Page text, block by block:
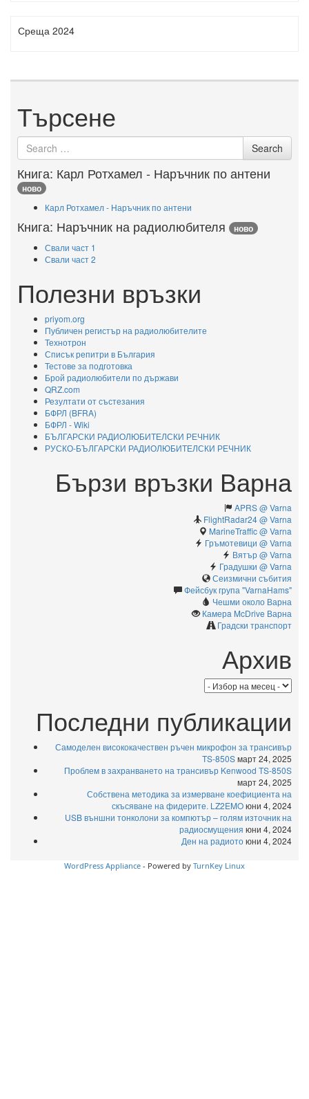
Среща 2024
Търсене
Search
for
Search
Книга: Карл Ротхамел - Наръчник по антени
ново
Карл Ротхамел - Наръчник по антени
Книга: Наръчник на радиолюбителя ново
Свали част 1
Свали част 2
Полезни връзки
priyom.org
Публичен регистър на радиолюбителите
Технотрон
Списък репитри в България
Тестове за подготовка
Брой радиолюбители по държави
QRZ.com
Резултати от състезания
БФРЛ (BFRA)
БФРЛ - Wiki
БЪЛГАРСКИ РАДИОЛЮБИТЕЛСКИ РЕЧНИК
РУСКО-БЪЛГАРСКИ РАДИОЛЮБИТЕЛСКИ РЕЧНИК
Бързи връзки Варна
APRS @ Varna
FlightRadar24 @ Varna
MarineTraffic @ Varna
Гръмотевици @ Varna
Вятър @ Varna
Градушки @ Varna
Сеизмични събития
Фейсбук група "VarnaHams"
Чешми около Варна
Камерa McDrive Варна
Градски транспорт
Архив
Архив
Последни публикации
Самоделен висококачествен ръчен микрофон за трансивър
TS-850Sмарт 24, 2025
Проблем в захранването на трансивър Kenwood TS-850S
март 24, 2025
Собствена методика за измерване коефициента на
скъсяване на фидерите. LZ2EMOюни 4, 2024
USB външни тонколони за компютър – голям източник на
радиосмущения юни 4, 2024
Ден на радиотоюни 4, 2024
WordPress Appliance - Powered by TurnKey Linux